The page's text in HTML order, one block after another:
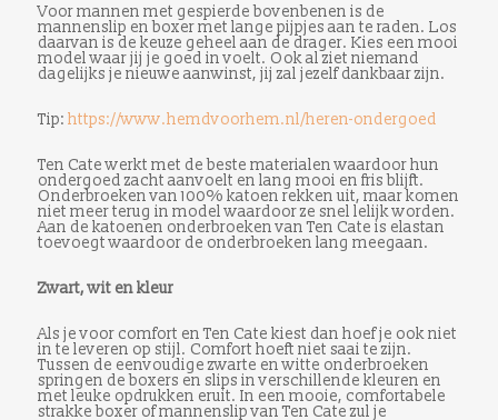
Voor mannen met gespierde bovenbenen is de
mannenslip en boxer met lange pijpjes aan te raden. Los
daarvan is de keuze geheel aan de drager. Kies een mooi
model waar jij je goed in voelt. Ook al ziet niemand
dagelijks je nieuwe aanwinst, jij zal jezelf dankbaar zijn.
Tip: https://www.hemdvoorhem.nl/heren-ondergoed
Ten Cate werkt met de beste materialen waardoor hun
ondergoed zacht aanvoelt en lang mooi en fris blijft.
Onderbroeken van 100% katoen rekken uit, maar komen
niet meer terug in model waardoor ze snel lelijk worden.
Aan de katoenen onderbroeken van Ten Cate is elastan
toevoegt waardoor de onderbroeken lang meegaan.
Zwart, wit en kleur
Als je voor comfort en Ten Cate kiest dan hoef je ook niet
in te leveren op stijl. Comfort hoeft niet saai te zijn.
Tussen de eenvoudige zwarte en witte onderbroeken
springen de boxers en slips in verschillende kleuren en
met leuke opdrukken eruit. In een mooie, comfortabele
strakke boxer of mannenslip van Ten Cate zul je